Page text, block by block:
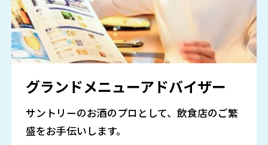
グランドメニューアドバイザー
サントリーのお酒のプロとして、飲食店のご繁
盛をお手伝いします。